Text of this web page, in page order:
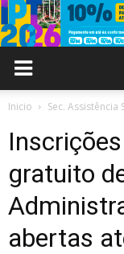
Inicio Sec. Assistência
gratuito
abertas